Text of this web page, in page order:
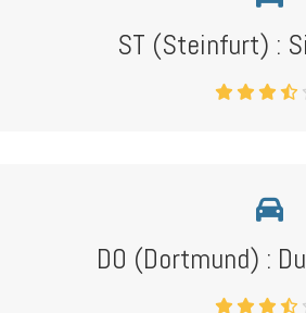
ST (Steinfurt) :
DO (Dortmund) :